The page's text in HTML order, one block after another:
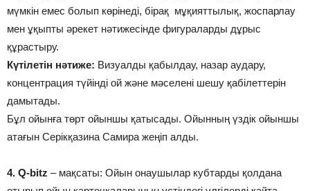
мүмкін емес болып көрінеді, бірақ мұқияттылық, жоспарлау
мен ұқыпты әрекет нәтижесінде фигураларды дұрыс
құрастыру.
Күтілетін нәтиже: Визуалды қабылдау, назар аудару,
концентрация түйінді ой және мәселені шешу қабілеттерін
дамытады.
Бұл ойынға төрт ойыншы қатысады. Ойынның үздік ойыншы
атағын Серікқазина Самира жеңіп алды.
4. Q-bitz – мақсаты: Ойын онаушылар кубтарды қолдана